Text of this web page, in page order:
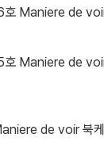
호 Maniere de
호 Maniere de
de voir 북